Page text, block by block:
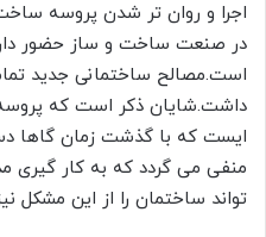
اجرا و روان تر شدن پروسه
در صنعت ساخت و ساز حضور
است.مصالح ساختمانی جدید
داشت.شایان ذکر است که
ایست که با گذشت زمان گاها
منفی می گردد که به کار گیری
تواند ساختمان را از این مشکل